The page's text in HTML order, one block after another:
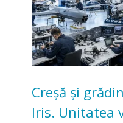
Creșă și
Iris. Unitatea